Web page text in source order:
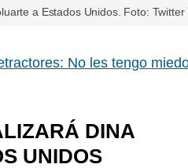
a Estados Unidos. Foto: Twitter
No les tengo
DINA
UNIDOS